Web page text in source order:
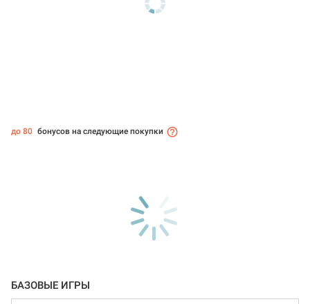
до 80 бонусов на следующие покупки
БАЗОВЫЕ ИГРЫ